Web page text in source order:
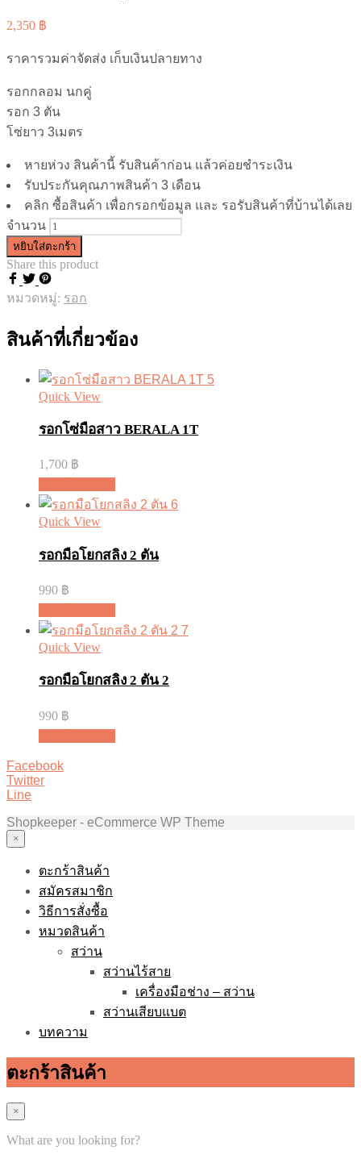
2,350 ฿
ราคารวมค่าจัดส่ง เก็บเงินปลายทาง
รอกกลอม นกคู่
รอก 3 ตัน
โซ่ยาว 3เมตร
หายห่วง สินค้านี้ รับสินค้าก่อน แล้วค่อยชำระเงิน
รับประกันคุณภาพสินค้า 3 เดือน
คลิก ซื้อสินค้า เพื่อกรอกข้อมูล และ รอรับสินค้าที่บ้านได้เลย
จำนวน
หยิบใส่ตะกร้า
Share this product
หมวดหมู่: รอก
สินค้าที่เกี่ยวข้อง
Quick View
รอกโซ่มือสาว BERALA 1T
1,700 ฿
Quick View
รอกมือโยกสลิง 2 ตัน
990 ฿
Quick View
รอกมือโยกสลิง 2 ตัน 2
990 ฿
Facebook
Twitter
Line
Shopkeeper - eCommerce WP Theme
×
ตะกร้าสินค้า
สมัครสมาชิก
วิธีการสั่งซื้อ
หมวดสินค้า
สว่าน
สว่านไร้สาย
เครื่องมือช่าง – สว่าน
สว่านเสียบแบต
บทความ
ตะกร้าสินค้า
×
What are you looking for?